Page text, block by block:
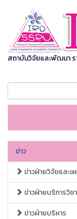
สถาบันวิจัยและพัฒนา
ข่าว
ข่าวฝ่ายวิจัยและเ
ข่าวฝ่ายบริการวิช
ข่าวฝ่ายบริหาร